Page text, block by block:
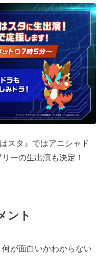
スタ』ではアニシャド
ーの生出演も決定！
ント
が面白いかわからない